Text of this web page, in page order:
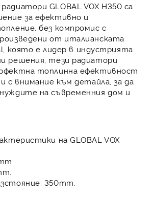
GLOBAL VOX H350 са
за ефективно и
без компромис с
от италианската
, която е лидер в индустрията
решения, тези радиатори
топлинна ефективност
с внимание към детайла, за да
на съвременния дом и
на GLOBAL VOX
350mm.